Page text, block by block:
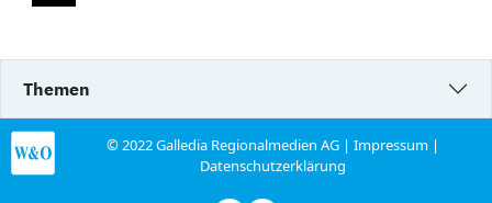
Themen
© 2022 Galledia Regionalmedien AG |Impressum |
Datenschutzerklärung